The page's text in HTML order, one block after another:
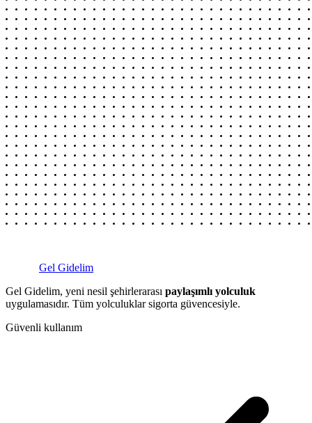
Gel Gidelim
Gel Gidelim, yeni nesil şehirlerarası paylaşımlı yolculuk
uygulamasıdır. Tüm yolculuklar sigorta güvencesiyle.
Güvenli kullanım